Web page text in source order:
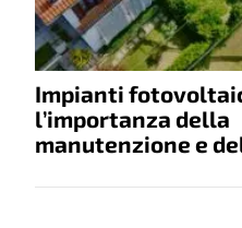
Impianti
l’importanza della
manutenzione e